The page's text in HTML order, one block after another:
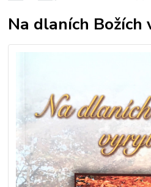
Na dlaních Božích